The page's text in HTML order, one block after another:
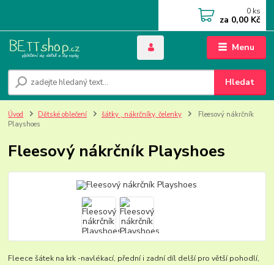
Menu
Hledat
0 ks
za 0,00 Kč
Úvod Dětské oblečení šátky , nákrčníky, čelenky
Fleesový nákrčník
Playshoes
Fleesový nákrčník Playshoes
Fleece šátek na krk -navlékací, přední i zadní díl delší pro větší pohodlí,